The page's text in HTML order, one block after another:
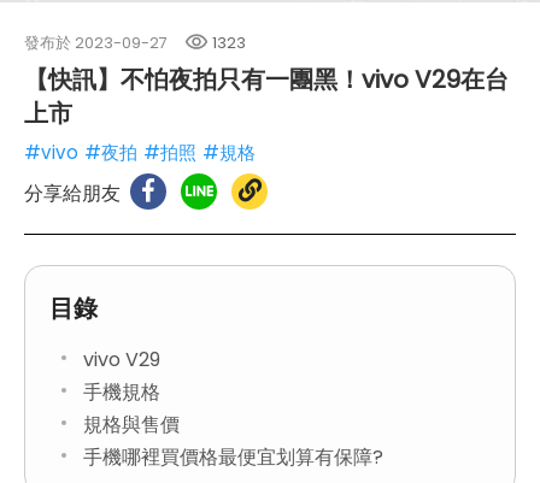
發布於 2023-09-27 1323
【快訊】不怕夜拍只有一團黑！vivo V29在台
上市
#vivo #夜拍 #拍照 #規格
分享給朋友
目錄
vivo V29
手機規格
規格與售價
手機哪裡買價格最便宜划算有保障?